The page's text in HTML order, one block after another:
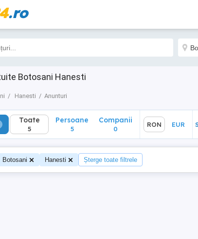
.ro
Botosani Hanesti
Hanesti Anunturi
Toate
5
Toate
5
Persoane
5
Companii
0
RON EUR
Botosani Hanesti Șterge toate filtrele